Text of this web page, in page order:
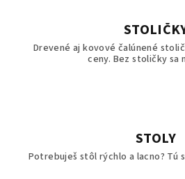
Drevené aj kovové čalúnené
ceny. Bez stoličky sa
STOLY
Potrebuješ stôl rýchlo a lacno? Tú